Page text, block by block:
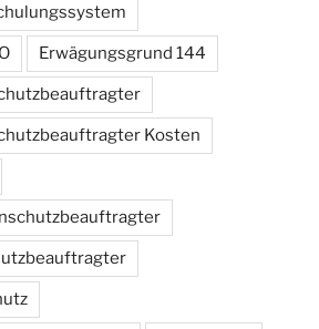
Erwägungsgrund 144
Kosten